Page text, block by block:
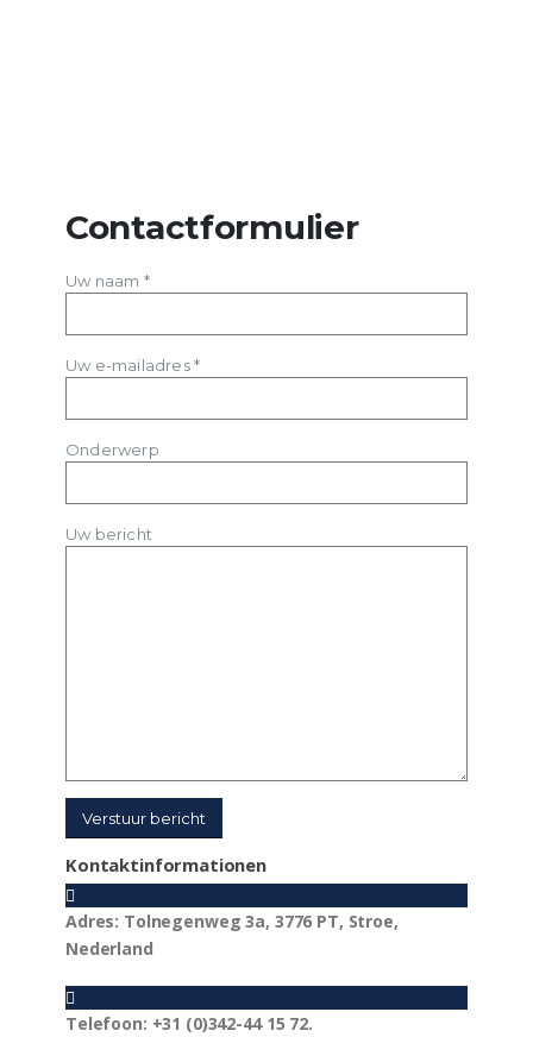
Contactformulier
Uw naam *
Uw e-mailadres *
Onderwerp
Uw bericht
Kontaktinformationen
Adres: Tolnegenweg 3a, 3776 PT, Stroe,
Nederland
Telefoon: +31 (0)342-44 15 72.